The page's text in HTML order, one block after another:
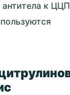
антитела к